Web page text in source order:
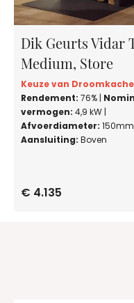
Dik Geurts Vidar
Medium, Store
Keuze van
Rendement: 76% |
vermogen: 4,9 kW |
Afvoerdiameter:
Aansluiting: Boven
€ 4.135